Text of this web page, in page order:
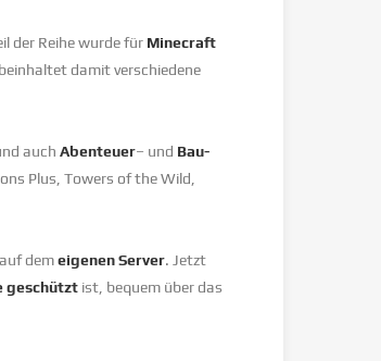
der Reihe wurde für Minecraft
damit verschiedene
auch Abenteuer– und Bau-
Plus, Towers of the Wild,
demeigenen Server. Jetzt
geschützt ist, bequem über das